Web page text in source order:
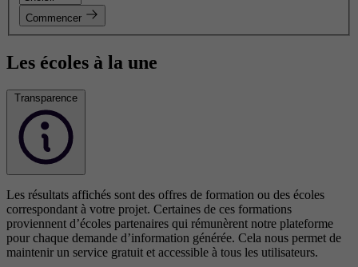
Commencer
Les écoles à la une
Transparence
Les résultats affichés sont des offres de formation ou des écoles
correspondant à votre projet. Certaines de ces formations
proviennent d’écoles partenaires qui rémunèrent notre plateforme
pour chaque demande d’information générée. Cela nous permet de
maintenir un service gratuit et accessible à tous les utilisateurs.